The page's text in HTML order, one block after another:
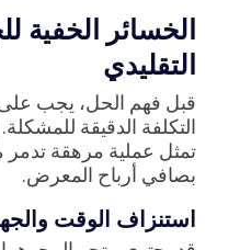
الخسائر الخفية
التقليدي
قبل فهم الحل، يجب
التكلفة الدقيقة
تمثل عملية مرهقة تدمر
بصافي أرباح المعرض.
استنزاف الوقت